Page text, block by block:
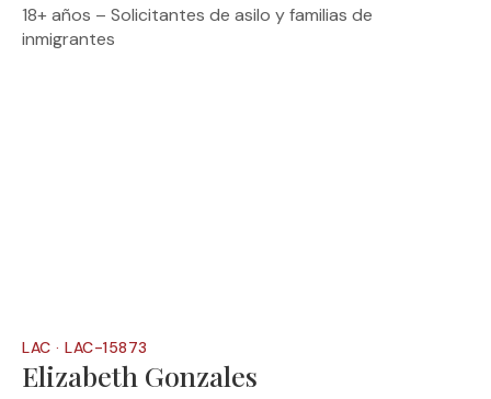
18+ años – Solicitantes de asilo y familias de
inmigrantes
LAC · LAC-15873
Elizabeth Gonzales